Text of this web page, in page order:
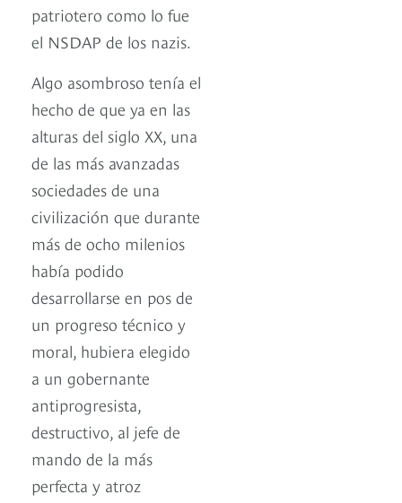
patriotero como lo fue
el NSDAP de los nazis.
Algo asombroso tenía el
hecho de que ya en las
alturas del siglo XX, una
de las más avanzadas
sociedades de una
civilización que durante
más de ocho milenios
había podido
desarrollarse en pos de
un progreso técnico y
moral, hubiera elegido
a un gobernante
antiprogresista,
destructivo, al jefe de
mando de la más
perfecta y atroz